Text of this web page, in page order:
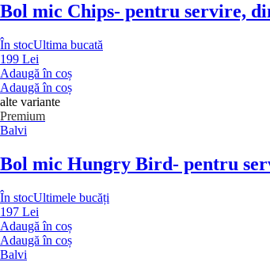
Bol mic Chips- pentru servire,
În stocUltima bucată
199 Lei
Adaugă în coș
Adaugă în coș
alte variante
Premium
Balvi
Bol mic Hungry Bird- pentru
În stocUltimele bucăți
197 Lei
Adaugă în coș
Adaugă în coș
Balvi